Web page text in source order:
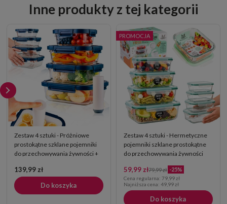
Inne produkty z tej kategorii
Zestaw 4 sztuki - Próżniowe
prostokątne szklane pojemniki
do przechowywania żywności +
139,99 zł
Do koszyka
Zestaw 4 sztuki - Hermetyczne
pojemniki szklane prostokątne
do przechowywania żywności
59,99 zł79,99 zł -25%
Cena regularna: 79,99 zł
Najniższa cena: 49,99 zł
Do koszyka
PROMOCJA